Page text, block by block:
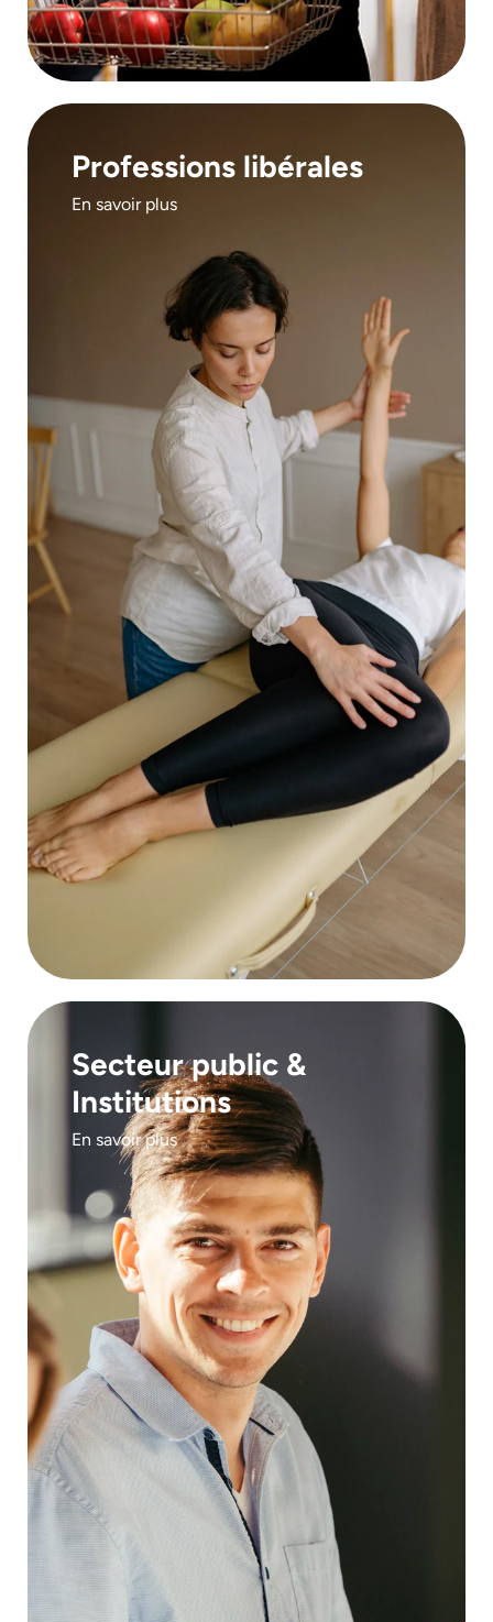
Professions libérales
En savoir plus
Secteur public &
Institutions
En savoir plus